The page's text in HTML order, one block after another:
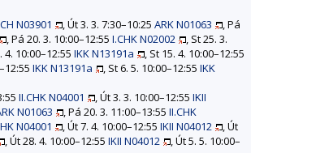
N03901 , Út 3. 3. 7:30–10:25 ARK N01063
, Pá
, Pá 20. 3. 10:00–12:55 I.CHK N02002
, St 25. 3.
4. 10:00–12:55 IKK N13191a
, St 15. 4. 10:00–12:55
IKK N13191a , St 6. 5. 10:00–12:55 IKK
II.CHK N04001 , Út 3. 3. 10:00–12:55 IKII
N01063 , Pá 20. 3. 11:00–13:55 II.CHK
N04001 , Út 7. 4. 10:00–12:55 IKII N04012
, Út
, Út 28. 4. 10:00–12:55 IKII N04012
, Út 5. 5. 10:00–